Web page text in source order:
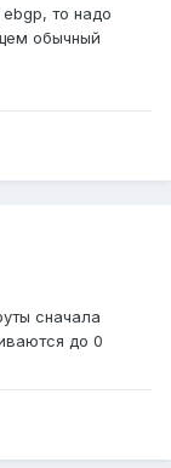
то надо
обычный
сначала
до 0